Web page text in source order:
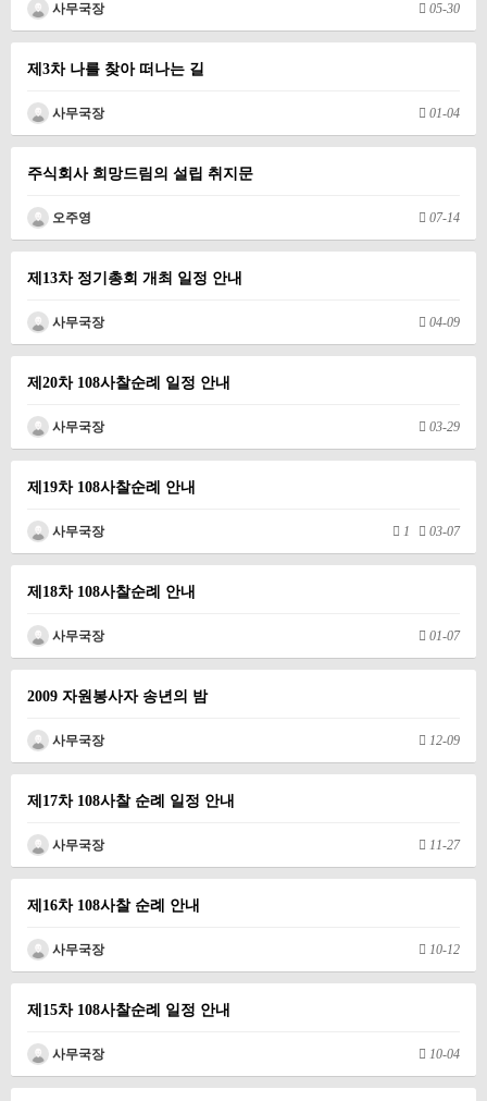
사무국장 05-30
제3차 나를 찾아 떠나는 길
사무국장 01-04
주식회사 희망드림의 설립 취지문
오주영 07-14
제13차 정기총회 개최 일정 안내
사무국장 04-09
제20차 108사찰순례 일정 안내
사무국장 03-29
제19차 108사찰순례 안내
사무국장 1 03-07
제18차 108사찰순례 안내
사무국장 01-07
2009 자원봉사자 송년의 밤
사무국장 12-09
제17차 108사찰 순례 일정 안내
사무국장 11-27
제16차 108사찰 순례 안내
사무국장 10-12
제15차 108사찰순례 일정 안내
사무국장 10-04